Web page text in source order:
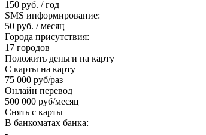
150 руб. / год
SMS информирование:
50 руб. / месяц
Города присутствия:
17 городов
Положить деньги на карту
С карты на карту
75 000 руб/раз
Онлайн перевод
500 000 руб/месяц
Снять с карты
В банкоматах банка: